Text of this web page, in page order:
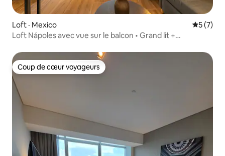
Loft · Mexico Note
5 (7)
Loft Nápoles avec vue sur le balcon • Grand lit +
Coup de cœur voyageurs
Coup de cœur voyageurs